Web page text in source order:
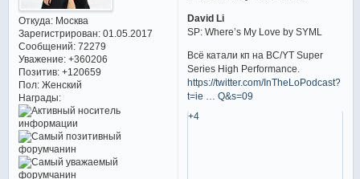
Откуда:Москва
Зарегистрирован: 01.05.2017
Сообщений:72279
Уважение: +360206
Позитив: +120659
Пол:Женский
Награды:
David Li
SP: Where’s My Love by SYML
Всё катали кп на BC/YT Super
Series High Performance.
https://twitter.com/InTheLoPodcast?
t=ie … Q&s=09
+4